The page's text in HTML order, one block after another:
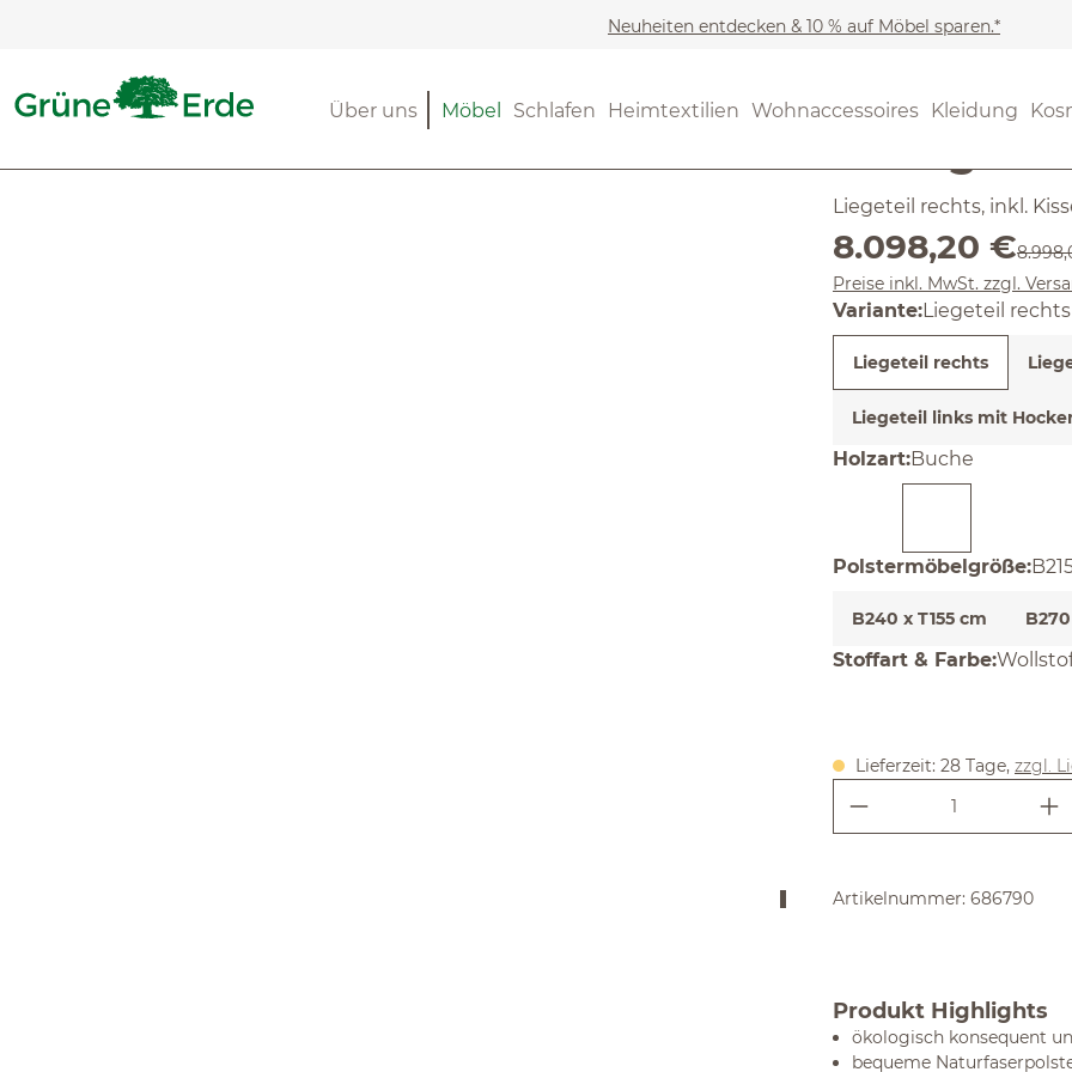
Neuheiten entdecken & 10 % auf Möbel sparen.*
Möbel Schlafen Heimtextilien Wohnaccessoires Kleidung
Über uns (5) 1
Liegeteil rechts, inkl.
Verkaufspreis:
8.098,20 €
Preise inkl. MwSt. zzgl.
Variante:Liegeteil rechts
Liegeteil rechts
Liegeteil links mit
Holzartauswählen
:Buche
Polstermöbelgröße:
B240 x T155 cm
Stoffart & Farbe:
Lieferzeit: 28 Tage, zzgl.
Produkt
Artikelnummer: 686790
Produkt Highlights
ökologisch konsequent
bequeme